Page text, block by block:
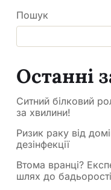
Пошук
Останні
Ситний білковий
за хвилини!
Ризик раку від
дезінфекції
Втома вранці?
шлях до